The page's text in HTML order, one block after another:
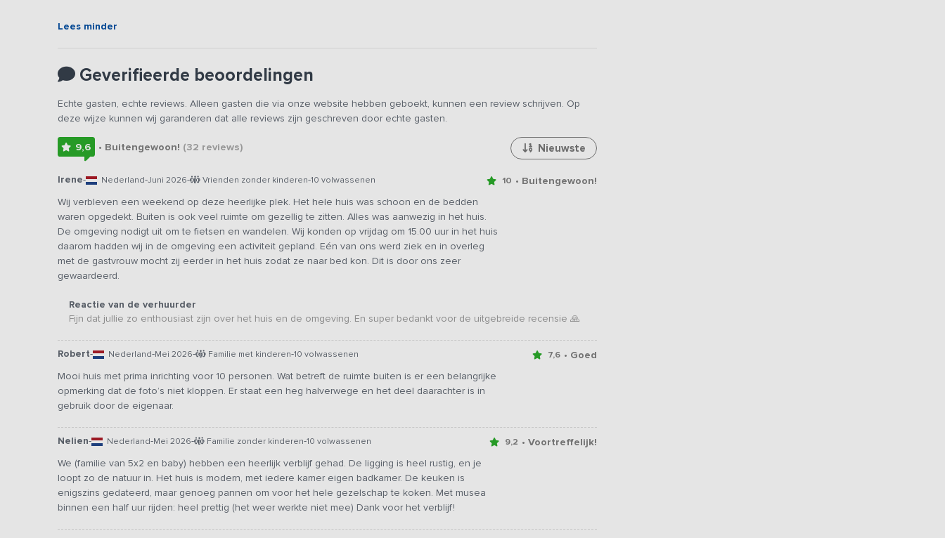
met grasveld en terras is een heerlijke plek om van al dit natuurschoon te genieten en je onder te dompelen in de
Lees minder
Geverifieerde beoordelingen
Echte gasten, echte reviews. Alleen gasten die via onze website hebben geboekt, kunnen een review schrijven. Op
deze wijze kunnen wij garanderen dat alle reviews zijn geschreven door echte gasten.
9,6 • Buitengewoon! (32 reviews) Nieuwste
Irene- Nederland-Juni 2026- Vrienden zonder kinderen-10 volwassenen 10 • Buitengewoon!
Wij verbleven een weekend op deze heerlijke plek. Het hele huis was schoon en de bedden
waren opgedekt. Buiten is ook veel ruimte om gezellig te zitten. Alles was aanwezig in het huis.
De omgeving nodigt uit om te fietsen en wandelen. Wij konden op vrijdag om 15.00 uur in het huis
daarom hadden wij in de omgeving een activiteit gepland. Eén van ons werd ziek en in overleg
met de gastvrouw mocht zij eerder in het huis zodat ze naar bed kon. Dit is door ons zeer
gewaardeerd.
Reactie van de verhuurder
Fijn dat jullie zo enthousiast zijn over het huis en de omgeving. En super bedankt voor de uitgebreide recensie 🙏
Robert- Nederland-Mei 2026- Familie met kinderen-10 volwassenen 7,6 • Goed
Mooi huis met prima inrichting voor 10 personen. Wat betreft de ruimte buiten is er een belangrijke
opmerking dat de foto’s niet kloppen. Er staat een heg halverwege en het deel daarachter is in
gebruik door de eigenaar.
Nelien- Nederland-Mei 2026- Familie zonder kinderen-10 volwassenen 9,2 • Voortreffelijk!
We (familie van 5x2 en baby) hebben een heerlijk verblijf gehad. De ligging is heel rustig, en je
loopt zo de natuur in. Het huis is modern, met iedere kamer eigen badkamer. De keuken is
enigszins gedateerd, maar genoeg pannen om voor het hele gezelschap te koken. Met musea
binnen een half uur rijden: heel prettig (het weer werkte niet mee) Dank voor het verblijf!